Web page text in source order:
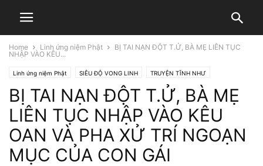
Home Linh ứng niệm Phật
BỊ TAI NẠN ĐỘT T.Ử, BÀ MẸ LIÊN TỤC
NHẬP VÀO KÊU...
Linh ứng niệm Phật SIÊU ĐỘ VONG LINH TRUYỆN TĨNH NHƯ
TRUYỆN VIỆT NAM
BỊ TAI NẠN ĐỘT T.Ử, BÀ MẸ
LIÊN TỤC NHẬP VÀO KÊU
OAN VÀ PHA XỬ TRÍ NGOẠN
MỤC CỦA CON GÁI